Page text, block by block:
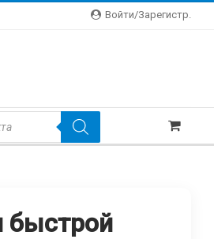
Войти/зарегистр.